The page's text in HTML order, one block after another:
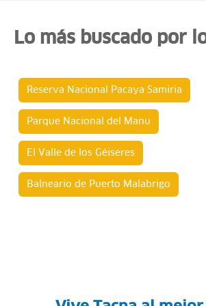
Lo más buscado por
Reserva Nacional Pacaya Samiria
Parque Nacional del Manu
El Valle de los Géiseres
Balneario de Puerto Malabrigo